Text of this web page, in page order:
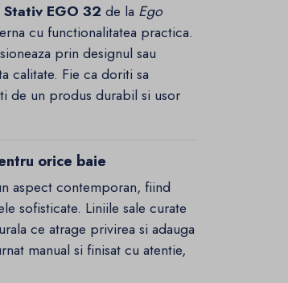
EGO 32 de la Ego
cu functionalitatea practica.
prin designul sau
calitate. Fie ca doriti sa
de un produs durabil si usor
orice baie
aspect contemporan, fiind
sofisticate. Liniile sale curate
ce atrage privirea si adauga
manual si finisat cu atentie,